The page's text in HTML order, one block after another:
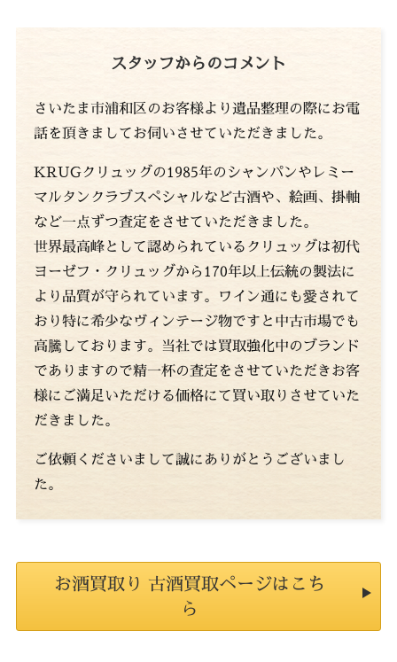
スタッフからのコメント
さいたま市浦和区のお客様より遺品整理の際にお電
話を頂きましてお伺いさせていただきました。
KRUGクリュッグの1985年のシャンパンやレミー
マルタンクラブスペシャルなど古酒や、絵画、掛軸
など一点ずつ査定をさせていただきました。
世界最高峰として認められているクリュッグは初代
ヨーゼフ・クリュッグから170年以上伝統の製法に
より品質が守られています。ワイン通にも愛されて
おり特に希少なヴィンテージ物ですと中古市場でも
高騰しております。当社では買取強化中のブランド
でありますので精一杯の査定をさせていただきお客
様にご満足いただける価格にて買い取りさせていた
だきました。
ご依頼くださいまして誠にありがとうございまし
た。
お酒買取り 古酒買取ページはこち
ら